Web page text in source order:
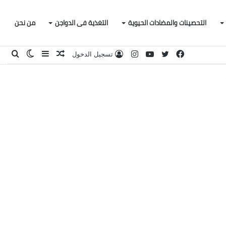
التحصينات والمضادات الحيوية التغذية فى الدواجن من نحن
الوضع إضافة مقال
تسجيل الدخولانستقرام يوتيوب تويتر
فيسبوك